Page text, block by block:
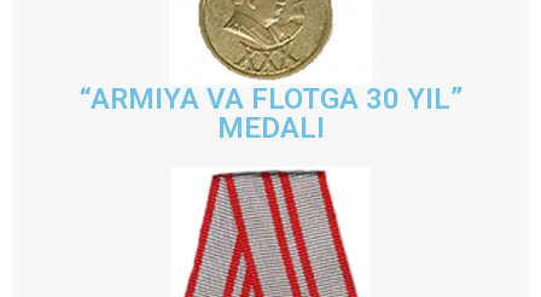
“ARMIYA VA FLOTGA 30 YIL”
MEDALI